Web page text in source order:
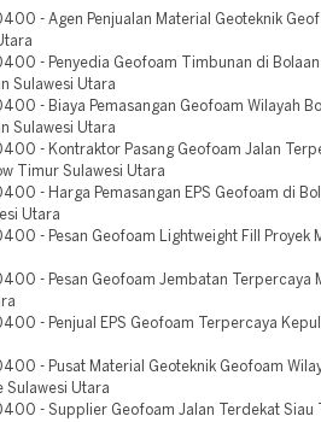
- Agen Penjualan Material Geoteknik
- Penyedia Geofoam Timbunan di
Sulawesi Utara
- Biaya Pemasangan Geofoam Wilayah
Sulawesi Utara
- Kontraktor Pasang Geofoam Jalan
Timur Sulawesi Utara
- Harga Pemasangan EPS Geofoam di
Utara
- Pesan Geofoam Lightweight Fill Proyek
- Pesan Geofoam Jembatan Terpercaya
- Penjual EPS Geofoam Terpercaya
- Pusat Material Geoteknik Geofoam
Sulawesi Utara
- Supplier Geofoam Jalan Terdekat Siau